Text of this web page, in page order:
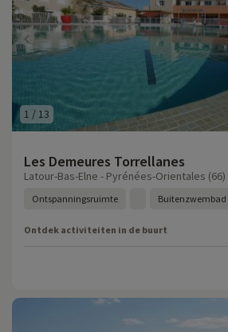
1 / 13
Les Demeures Torrellanes
Latour-Bas-Elne - Pyrénées-Orientales (66)
Ontspanningsruimte Buitenzwembad
Ontdek activiteiten in de buurt